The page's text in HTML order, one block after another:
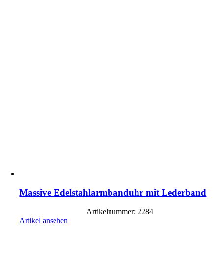
Massive Edelstahlarmbanduhr mit Lederband
Artikelnummer: 2284
Artikel ansehen